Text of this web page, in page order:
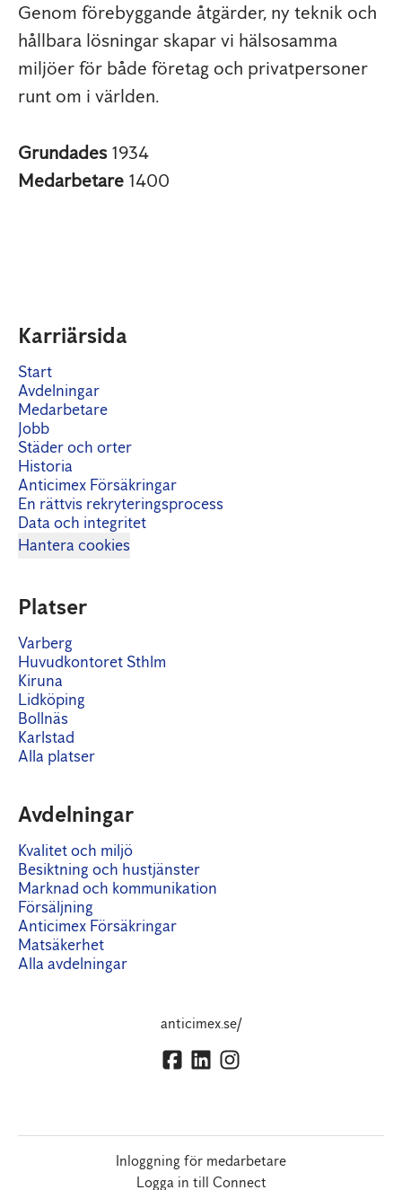
Genom förebyggande åtgärder, ny teknik och
hållbara lösningar skapar vi hälsosamma
miljöer för både företag och privatpersoner
runt om i världen.
Grundades 1934
Medarbetare 1400
Karriärsida
Start
Avdelningar
Medarbetare
Jobb
Städer och orter
Historia
Anticimex Försäkringar
En rättvis rekryteringsprocess
Data och integritet
Hantera cookies
Platser
Varberg
Huvudkontoret Sthlm
Kiruna
Lidköping
Bollnäs
Karlstad
Alla platser
Avdelningar
Kvalitet och miljö
Besiktning och hustjänster
Marknad och kommunikation
Försäljning
Anticimex Försäkringar
Matsäkerhet
Alla avdelningar
anticimex.se/
Inloggning för medarbetare
Logga in till Connect